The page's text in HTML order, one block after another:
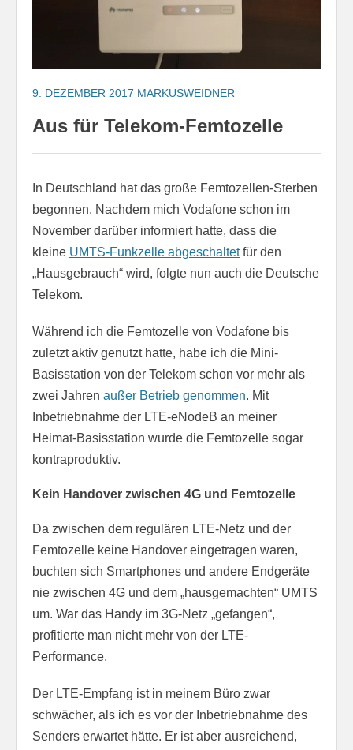
9. DEZEMBER 2017 MARKUSWEIDNER
Aus für Telekom-Femtozelle
In Deutschland hat das große Femtozellen-Sterben
begonnen. Nachdem mich Vodafone schon im
November darüber informiert hatte, dass die
kleine UMTS-Funkzelle abgeschaltetfür den
„Hausgebrauch“ wird, folgte nun auch die Deutsche
Telekom.
Während ich die Femtozelle von Vodafone bis
zuletzt aktiv genutzt hatte, habe ich die Mini-
Basisstation von der Telekom schon vor mehr als
zwei Jahren außer Betrieb genommen. Mit
Inbetriebnahme der LTE-eNodeB an meiner
Heimat-Basisstation wurde die Femtozelle sogar
kontraproduktiv.
Kein Handover zwischen 4G und Femtozelle
Da zwischen dem regulären LTE-Netz und der
Femtozelle keine Handover eingetragen waren,
buchten sich Smartphones und andere Endgeräte
nie zwischen 4G und dem „hausgemachten“ UMTS
um. War das Handy im 3G-Netz „gefangen“,
profitierte man nicht mehr von der LTE-
Performance.
Der LTE-Empfang ist in meinem Büro zwar
schwächer, als ich es vor der Inbetriebnahme des
Senders erwartet hätte. Er ist aber ausreichend,